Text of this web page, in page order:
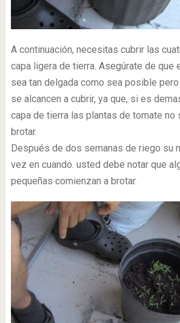
A continuación, necesitas cubrir las
capa ligera de tierra. Asegúrate de que
sea tan delgada como sea posible
se alcancen a cubrir, ya que, si es
capa de tierra las plantas de tomate no
brotar.
Después de dos semanas de riego su
vez en cuando. usted debe notar que
pequeñas comienzan a brotar.